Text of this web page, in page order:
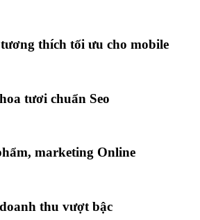
thích tối ưu cho mobile
tươi chuẩn Seo
marketing Online
thu vượt bậc